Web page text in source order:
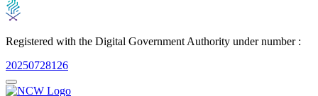
Registered with the Digital Government Authority under number :
20250728126